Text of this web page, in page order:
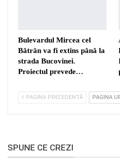
Bulevardul Mircea cel
Bătrân va fi extins până la
strada Bucovinei.
Proiectul prevede…
PAGINA PRECEDENTĂ PAGINA
SPUNE CE CREZI